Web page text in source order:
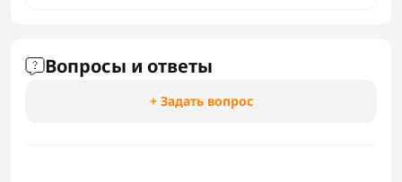
Вопросы и ответы
+ Задать вопрос